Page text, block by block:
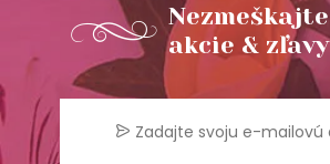
Nezmeškajte
akcie & zľavy